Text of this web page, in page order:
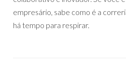
empresário, sabe como é a
há tempo para respirar.